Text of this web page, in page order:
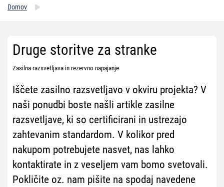
Domov
Druge storitve za stranke
Zasilna razsvetljava in rezervno napajanje
Iščete zasilno razsvetljavo v okviru projekta? V
naši ponudbi boste našli artikle zasilne
razsvetljave, ki so certificirani in ustrezajo
zahtevanim standardom. V kolikor pred
nakupom potrebujete nasvet, nas lahko
kontaktirate in z veseljem vam bomo svetovali.
Pokličite oz. nam pišite na spodaj navedene